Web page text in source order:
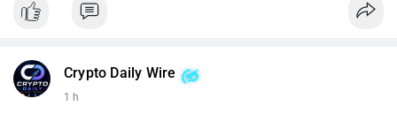
Crypto Daily Wire
1 h